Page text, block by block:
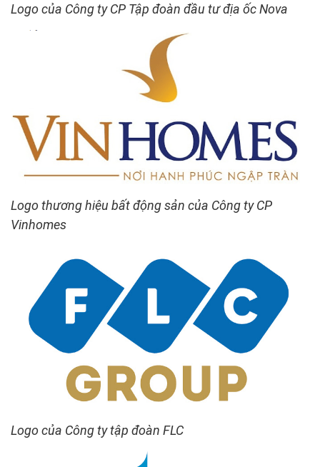
Logo của Công ty CP Tập đoàn đầu tư địa ốc Nova
Logo thương hiệu bất động sản của Công ty CP
Vinhomes
Logo của Công ty tập đoàn FLC